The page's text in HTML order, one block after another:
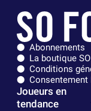
Abonnements
La boutique
Conditions
Consentement
Joueurs en
tendance